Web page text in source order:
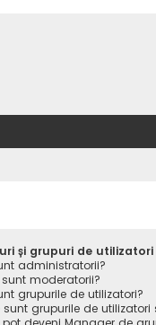
și grupuri de utilizatori
administratorii?
moderatorii?
grupurile de utilizatori?
sunt grupurile de